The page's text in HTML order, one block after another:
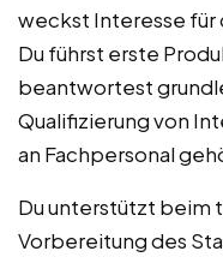
weckst Interesse
Du führst erste
beantwortest
Qualifizierung von
an Fachpersonal
Du unterstützt beim
Vorbereitung des